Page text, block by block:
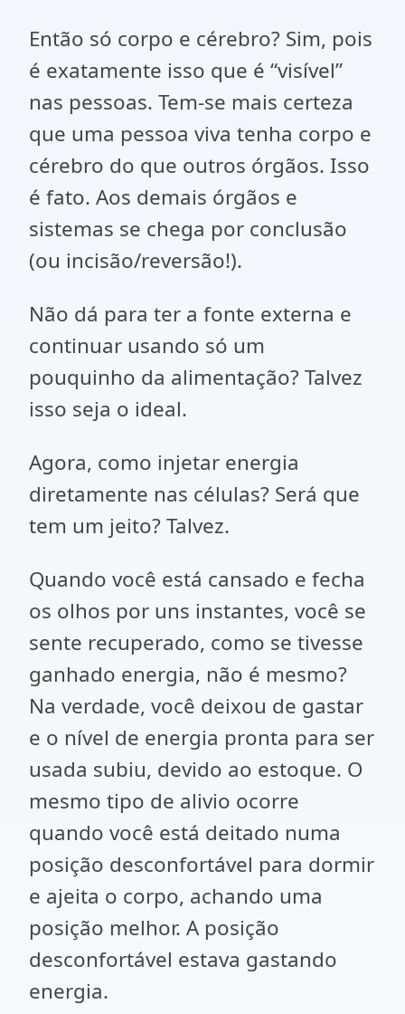
Então só corpo e cérebro? Sim, pois
é exatamente isso que é “visível”
nas pessoas. Tem-se mais certeza
que uma pessoa viva tenha corpo e
cérebro do que outros órgãos. Isso
é fato. Aos demais órgãos e
sistemas se chega por conclusão
(ou incisão/reversão!).
Não dá para ter a fonte externa e
continuar usando só um
pouquinho da alimentação? Talvez
isso seja o ideal.
Agora, como injetar energia
diretamente nas células? Será que
tem um jeito? Talvez.
Quando você está cansado e fecha
os olhos por uns instantes, você se
sente recuperado, como se tivesse
ganhado energia, não é mesmo?
Na verdade, você deixou de gastar
e o nível de energia pronta para ser
usada subiu, devido ao estoque. O
mesmo tipo de alivio ocorre
quando você está deitado numa
posição desconfortável para dormir
e ajeita o corpo, achando uma
posição melhor. A posição
desconfortável estava gastando
energia.